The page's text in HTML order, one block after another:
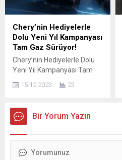
Geleceğe en çok odaklanan
ve en hızlı ilerleyen
sektörlerden biri olan
otomotiv endüstrisi köklü bir
dönüşümden geçiyor. E-
mobilite trendleri ve yoğun
rekabet, otomobil
üreticilerinin mevcut...
Chery’nin Hediyelerle
Dolu Yeni Yıl Kampanyası
Tam Gaz Sürüyor!
Chery’nin Hediyelerle Dolu
Yeni Yıl Kampanyası Tam
Aralık Kampanyasında İlk
Oluyor! Türkiye pazarına
hızlı bir giriş yapan Chery,
sunduğu 3 farklı SUV
15.12.2023 23
Bir Yorum Yazın